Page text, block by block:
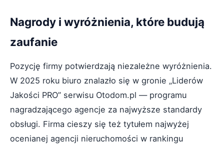
Nagrody i wyróżnienia, które budują
zaufanie
Pozycję firmy potwierdzają niezależne wyróżnienia.
W 2025 roku biuro znalazło się w gronie „Liderów
Jakości PRO” serwisu Otodom.pl — programu
nagradzającego agencje za najwyższe standardy
obsługi. Firma cieszy się też tytułem najwyżej
ocenianej agencji nieruchomości w rankingu